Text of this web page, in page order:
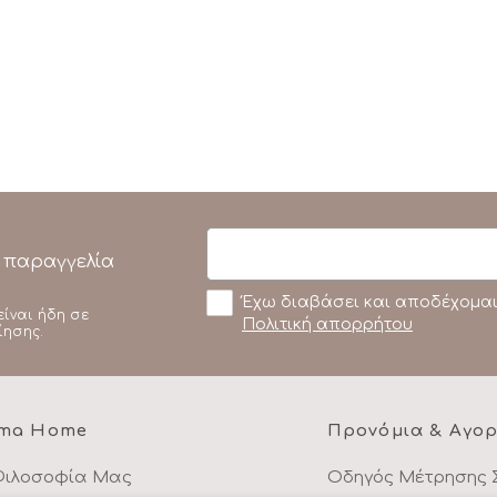
ήδη σε
Έχω διαβάσει και αποδέχομαι
Πολιτική απορρήτου
Home
Μας
Προνόμια &
Οδηγός Μέτρησης